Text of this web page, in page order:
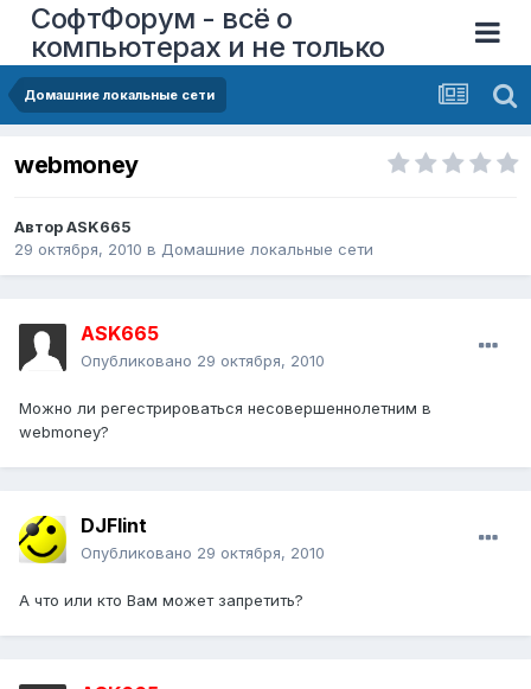
СофтФорум - всё о
компьютерах и не только
Домашние локальные сети
webmoney
АвторASK665
29 октября, 2010 в Домашние локальные сети
ASK665
Опубликовано 29 октября, 2010
Можно ли регестрироваться несовершеннолетним в
webmoney?
DJFlint
Опубликовано 29 октября, 2010
А что или кто Вам может запретить?